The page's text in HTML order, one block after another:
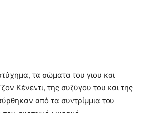
τα σώματα του γιου και
Κένεντι, της συζύγου του και της
από τα συντρίμμια του